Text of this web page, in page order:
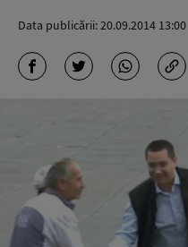
Data publicării:20.09.2014 13:00